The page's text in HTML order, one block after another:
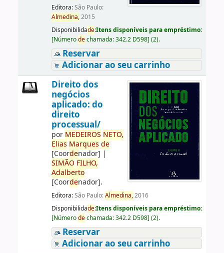
Editora:São Paulo:
Almedina,2015
Disponibilidade:Itens disponíveis para empréstimo:
[Númerodechamada:342.2 D598] (2).
Reservar
Adicionar ao seu carrinho
Direito dos
negócios
aplicado: do
direito
processual/
por MEDEIROS NETO,
Elias Marques de
[Coordenador] |
SIMÃO FILHO,
Adalberto
[Coordenador].
Editora:São Paulo:Almedina,2016
Disponibilidade:Itens disponíveis para empréstimo:
[Númerodechamada:342.2 D598] (2).
Reservar
Adicionar ao seu carrinho